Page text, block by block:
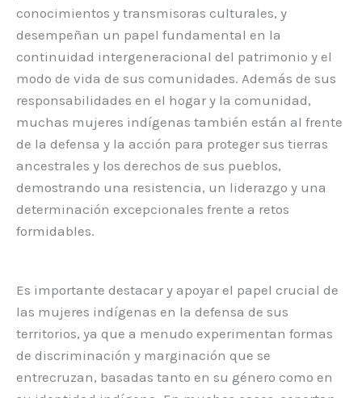
conocimientos y transmisoras culturales, y
desempeñan un papel fundamental en la
continuidad intergeneracional del patrimonio y el
modo de vida de sus comunidades. Además de sus
responsabilidades en el hogar y la comunidad,
muchas mujeres indígenas también están al frente
de la defensa y la acción para proteger sus tierras
ancestrales y los derechos de sus pueblos,
demostrando una resistencia, un liderazgo y una
determinación excepcionales frente a retos
formidables.
Es importante destacar y apoyar el papel crucial de
las mujeres indígenas en la defensa de sus
territorios, ya que a menudo experimentan formas
de discriminación y marginación que se
entrecruzan, basadas tanto en su género como en